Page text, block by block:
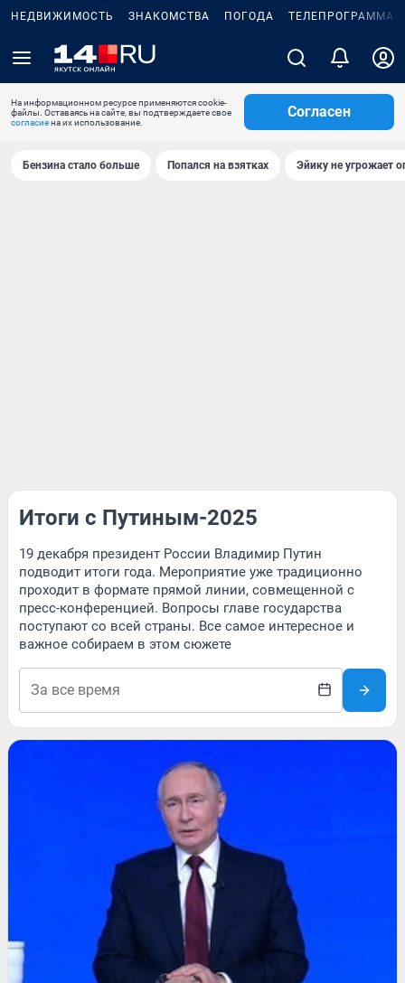
НЕДВИЖИМОСТЬ ЗНАКОМСТВА ПОГОДА ТЕЛЕПРОГРАММА
На информационном ресурсе применяются cookie-
файлы. Оставаясь на сайте, вы подтверждаете свое
согласиена их использование.
Согласен
Бензина стало больше Попался на взятках Эйику не угрожает
Итоги с Путиным-2025
19 декабря президент России Владимир Путин
подводит итоги года. Мероприятие уже традиционно
проходит в формате прямой линии, совмещенной с
пресс-конференцией. Вопросы главе государства
поступают со всей страны. Все самое интересное и
важное собираем в этом сюжете